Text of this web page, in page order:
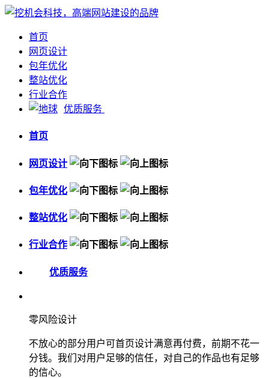
首页
网页设计
包年优化
整站优化
行业合作
优质服务
首页
网页设计
包年优化
整站优化
行业合作
优质服务
零风险设计
不放心的部分用户可首页设计满意再付费，前期不花一
分钱。我们对用户足够的信任，对自己的作品也有足够
的信心。